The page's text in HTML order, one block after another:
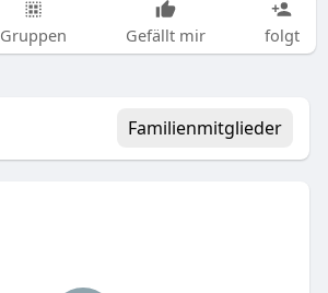
Gruppen Gefällt mir folgt
Familienmitglieder